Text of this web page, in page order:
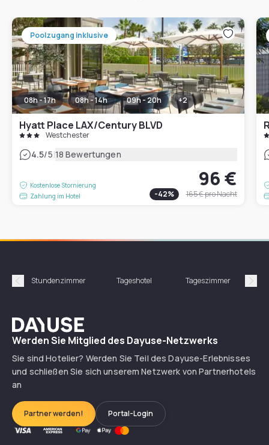
Poolzugang inklusive
08h - 17h 08h - 14h 09h - 20h +2
Hyatt Place LAX/Century BLVD
Westchester
4.5/5|18 Bewertungen
Kostenlose Stornierung
Zahlung im Hotel
96 €
-42% 165 €pro Nacht
Précédent
Stundenzimmer Tageshotel Tageszimmer
Dayuse
Werden Sie Mitglied des Dayuse-Netzwerks
Sie sind Hotelier? Werden Sie Teil des Dayuse-Erlebnisses
und schließen Sie sich unserem Netzwerk von Partnerhotels
an
Partner werden! Portal-Login